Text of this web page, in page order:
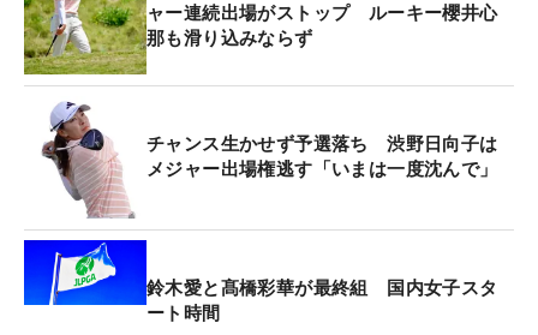
ャー連続出場がストップ ルーキー櫻井心
那も滑り込みならず
チャンス生かせず予選落ち 渋野日向子は
メジャー出場権逃す「いまは一度沈んで」
鈴木愛と髙橋彩華が最終組 国内女子スタ
ート時間